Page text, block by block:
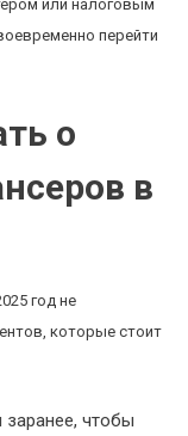
или налоговым
перейти
о
в
год не
которые стоит
чтобы